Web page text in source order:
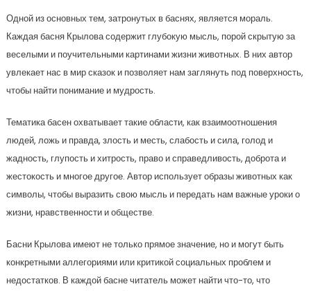
Одной из основных тем, затронутых в баснях, является мораль.
Каждая басня Крылова содержит глубокую мысль, порой скрытую за
веселыми и поучительными картинами жизни животных. В них автор
увлекает нас в мир сказок и позволяет нам заглянуть под поверхность,
чтобы найти понимание и мудрость.
Тематика басен охватывает такие области, как взаимоотношения
людей, ложь и правда, злость и месть, слабость и сила, голод и
жадность, глупость и хитрость, право и справедливость, доброта и
жестокость и многое другое. Автор использует образы животных как
символы, чтобы выразить свою мысль и передать нам важные уроки о
жизни, нравственности и обществе.
Басни Крылова имеют не только прямое значение, но и могут быть
конкретными аллегориями или критикой социальных проблем и
недостатков. В каждой басне читатель может найти что-то, что